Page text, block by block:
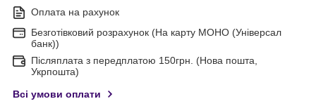
Оплата на рахунок
Безготівковий розрахунок (На карту МОНО (Універсал
банк))
Післяплата з передплатою 150грн. (Нова пошта,
Укрпошта)
Всі умови оплати